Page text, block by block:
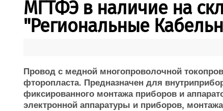
Репутация
Работа
Изделия
Материалы
МГТФЭ в наличие на
"Региональные
Провод с медной многопроволочной
фторопласта. Предназначен для
фиксированного монтажа приборов и
электронной аппаратуры и приборов,